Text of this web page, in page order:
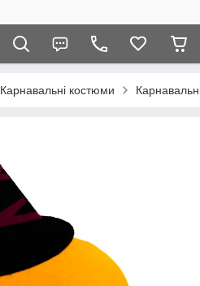
Карнавальні костюми